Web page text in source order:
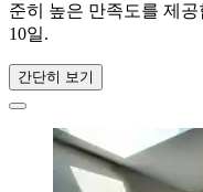
준히 높은 만족도를 제
10일.
간단히 보기